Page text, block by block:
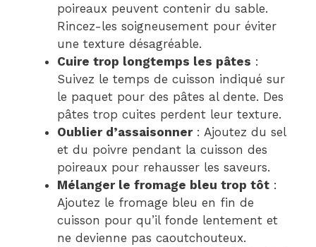
poireaux peuvent contenir du sable.
Rincez-les soigneusement pour éviter
une texture désagréable.
Cuire trop longtemps les pâtes :
Suivez le temps de cuisson indiqué sur
le paquet pour des pâtes al dente. Des
pâtes trop cuites perdent leur texture.
Oublier d’assaisonner: Ajoutez du sel
et du poivre pendant la cuisson des
poireaux pour rehausser les saveurs.
Mélanger le fromage bleu trop tôt :
Ajoutez le fromage bleu en fin de
cuisson pour qu’il fonde lentement et
ne devienne pas caoutchouteux.